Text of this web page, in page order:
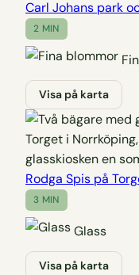
Carl Johans park
2 MIN
Visa på karta
Rodga Spis på
3 MIN
Glass
Visa på karta